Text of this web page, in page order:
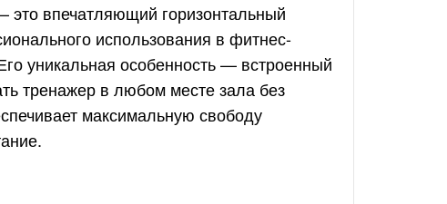
впечатляющий горизонтальный
использования в фитнес-
уникальная особенность — встроенный
тренажер в любом месте зала без
максимальную свободу